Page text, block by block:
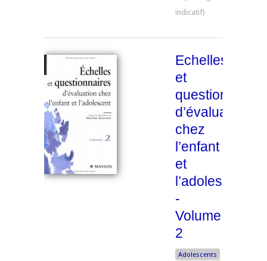
Echelles
et
questionnaires
d’évaluation
chez
l’enfant
et
l’adolescent
-
Volume
2
Adolescents